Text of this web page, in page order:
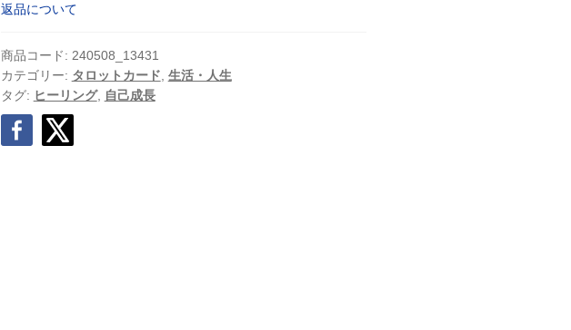
返品について
商品コード: 240508_13431
カテゴリー: タロットカード 生活・人生
タグ: ヒーリング, 自己成長